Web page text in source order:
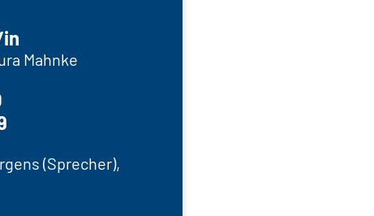
Mahnke
(Sprecher),